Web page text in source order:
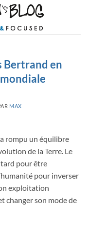
Bertrand en
MAX
a rompu un équilibre
de la Terre. Le
pour être
pour inverser
exploitation
changer son mode de